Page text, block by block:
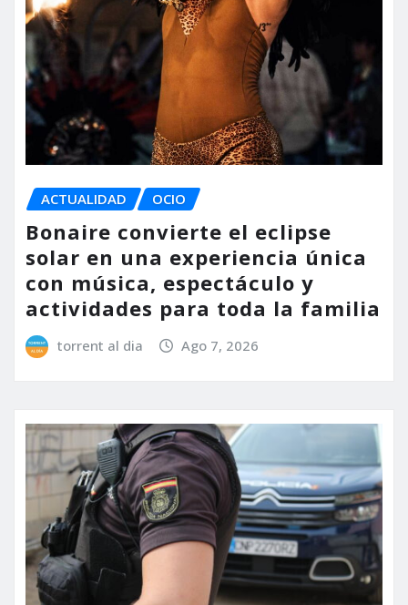
ACTUALIDAD OCIO
Bonaire convierte el eclipse
solar en una experiencia única
con música, espectáculo y
actividades para toda la familia
torrent al dia Ago 7, 2026